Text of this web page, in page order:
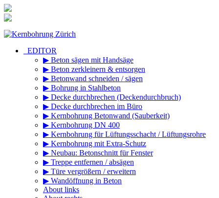
Inhalt
_EDITOR
▶ Beton sägen mit Handsäge
▶ Beton zerkleinern & entsorgen
▶ Betonwand schneiden / sägen
▶ Bohrung in Stahlbeton
▶ Decke durchbrechen (Deckendurchbruch)
▶ Decke durchbrechen im Büro
▶ Kernbohrung Betonwand (Sauberkeit)
▶ Kernbohrung DN 400
▶ Kernbohrung für Lüftungsschacht / Lüftungsrohre
▶ Kernbohrung mit Extra-Schutz
▶ Neubau: Betonschnitt für Fenster
▶ Treppe entfernen / absägen
▶ Türe vergrößern / erweitern
▶ Wandöffnung in Beton
About links